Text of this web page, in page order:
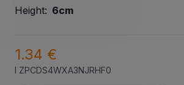
Height: 6cm
1.34 €
I ZPCDS4WXA3NJRHF0